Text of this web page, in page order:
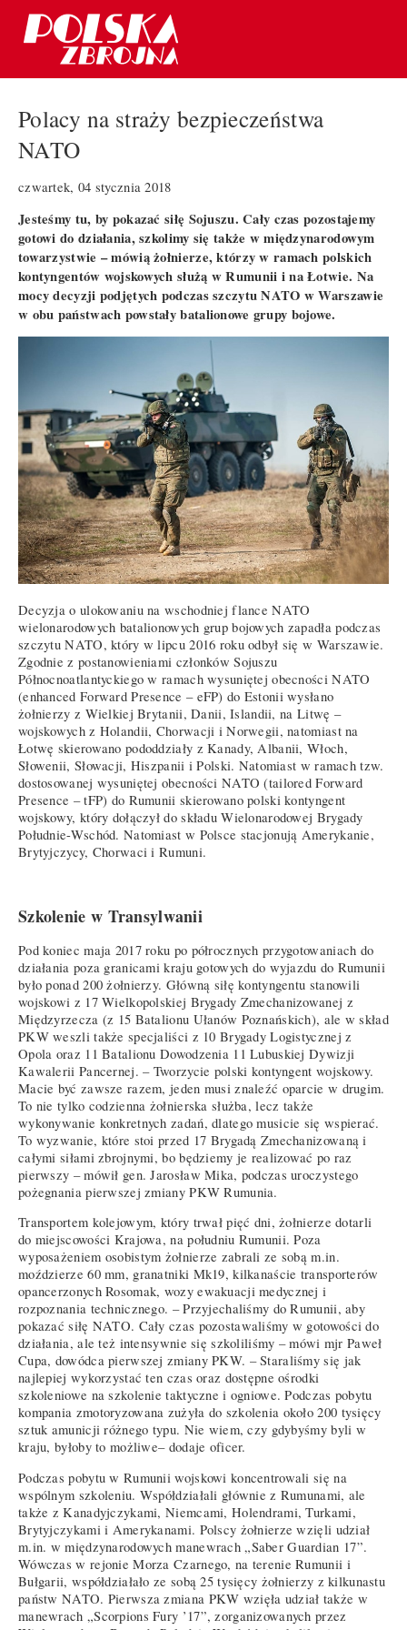
Polacy na straży bezpieczeństwa
NATO
czwartek, 04 stycznia 2018
Jesteśmy tu, by pokazać siłę Sojuszu. Cały czas pozostajemy
gotowi do działania, szkolimy się także w międzynarodowym
towarzystwie – mówią żołnierze, którzy w ramach polskich
kontyngentów wojskowych służą w Rumunii i na Łotwie. Na
mocy decyzji podjętych podczas szczytu NATO w Warszawie
w obu państwach powstały batalionowe grupy bojowe.
Decyzja o ulokowaniu na wschodniej flance NATO
wielonarodowych batalionowych grup bojowych zapadła podczas
szczytu NATO, który w lipcu 2016 roku odbył się w Warszawie.
Zgodnie z postanowieniami członków Sojuszu
Północnoatlantyckiego w ramach wysuniętej obecności NATO
(enhanced Forward Presence – eFP) do Estonii wysłano
żołnierzy z Wielkiej Brytanii, Danii, Islandii, na Litwę –
wojskowych z Holandii, Chorwacji i Norwegii, natomiast na
Łotwę skierowano pododdziały z Kanady, Albanii, Włoch,
Słowenii, Słowacji, Hiszpanii i Polski. Natomiast w ramach tzw.
dostosowanej wysuniętej obecności NATO (tailored Forward
Presence – tFP) do Rumunii skierowano polski kontyngent
wojskowy, który dołączył do składu Wielonarodowej Brygady
Południe-Wschód. Natomiast w Polsce stacjonują Amerykanie,
Brytyjczycy, Chorwaci i Rumuni.
Szkolenie w Transylwanii
Pod koniec maja 2017 roku po półrocznych przygotowaniach do
działania poza granicami kraju gotowych do wyjazdu do Rumunii
było ponad 200 żołnierzy. Główną siłę kontyngentu stanowili
wojskowi z 17 Wielkopolskiej Brygady Zmechanizowanej z
Międzyrzecza (z 15 Batalionu Ułanów Poznańskich), ale w skład
PKW weszli także specjaliści z 10 Brygady Logistycznej z
Opola oraz 11 Batalionu Dowodzenia 11 Lubuskiej Dywizji
Kawalerii Pancernej. – Tworzycie polski kontyngent wojskowy.
Macie być zawsze razem, jeden musi znaleźć oparcie w drugim.
To nie tylko codzienna żołnierska służba, lecz także
wykonywanie konkretnych zadań, dlatego musicie się wspierać.
To wyzwanie, które stoi przed 17 Brygadą Zmechanizowaną i
całymi siłami zbrojnymi, bo będziemy je realizować po raz
pierwszy – mówił gen. Jarosław Mika, podczas uroczystego
pożegnania pierwszej zmiany PKW Rumunia.
Transportem kolejowym, który trwał pięć dni, żołnierze dotarli
do miejscowości Krajowa, na południu Rumunii. Poza
wyposażeniem osobistym żołnierze zabrali ze sobą m.in.
moździerze 60 mm, granatniki Mk19, kilkanaście transporterów
opancerzonych Rosomak, wozy ewakuacji medycznej i
rozpoznania technicznego. – Przyjechaliśmy do Rumunii, aby
pokazać siłę NATO. Cały czas pozostawaliśmy w gotowości do
działania, ale też intensywnie się szkoliliśmy – mówi mjr Paweł
Cupa, dowódca pierwszej zmiany PKW. – Staraliśmy się jak
najlepiej wykorzystać ten czas oraz dostępne ośrodki
szkoleniowe na szkolenie taktyczne i ogniowe. Podczas pobytu
kompania zmotoryzowana zużyła do szkolenia około 200 tysięcy
sztuk amunicji różnego typu. Nie wiem, czy gdybyśmy byli w
kraju, byłoby to możliwe– dodaje oficer.
Podczas pobytu w Rumunii wojskowi koncentrowali się na
wspólnym szkoleniu. Współdziałali głównie z Rumunami, ale
także z Kanadyjczykami, Niemcami, Holendrami, Turkami,
Brytyjczykami i Amerykanami. Polscy żołnierze wzięli udział
m.in. w międzynarodowych manewrach „Saber Guardian 17”.
Wówczas w rejonie Morza Czarnego, na terenie Rumunii i
Bułgarii, współdziałało ze sobą 25 tysięcy żołnierzy z kilkunastu
państw NATO. Pierwsza zmiana PKW wzięła udział także w
manewrach „Scorpions Fury ’17”, zorganizowanych przez